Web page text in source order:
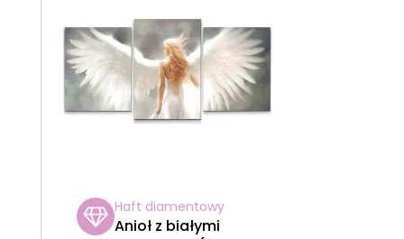
O
W
A
E
Haft diamentowy
Anioł z białymi